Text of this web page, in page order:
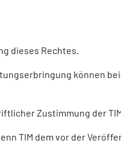
dieses Rechtes.
können
Zustimmung der
TIM dem vor der